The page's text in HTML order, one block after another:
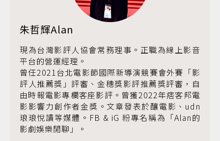
朱哲輝Alan
現為台灣影評人協會常務理事。正職為線上影音
平台的營運經理。
曾任2021台北電影節國際新導演競賽會外賽「影
評人推薦獎」評審、金穗獎影評推薦獎評審，自
由時報電影專欄客座影評。曾獲2022年痞客邦電
影影響力創作者金獎。文章發表於釀電影、udn
琅琅悅讀等媒體。FB & iG 粉專名稱為「Alan的
影劇娛樂閒聊」。